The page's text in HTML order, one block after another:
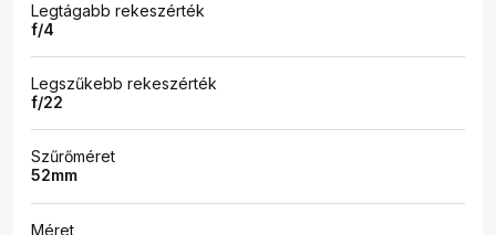
Legtágabb rekeszérték
f/4
Legszűkebb rekeszérték
f/22
Szűrőméret
52mm
Méret